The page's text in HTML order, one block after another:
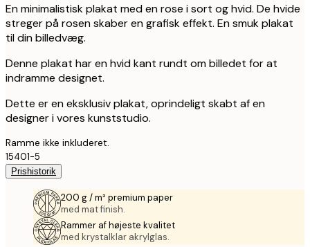
En minimalistisk plakat med en rose i sort og hvid. De hvide
streger på rosen skaber en grafisk effekt. En smuk plakat
til din billedvæg.
Denne plakat har en hvid kant rundt om billedet for at
indramme designet.
Dette er en eksklusiv plakat, oprindeligt skabt af en
designer i vores kunststudio.
Ramme ikke inkluderet.
15401-5
Prishistorik
200 g / m² premium paper
med mat finish.
Rammer af højeste kvalitet
med krystalklar akrylglas.